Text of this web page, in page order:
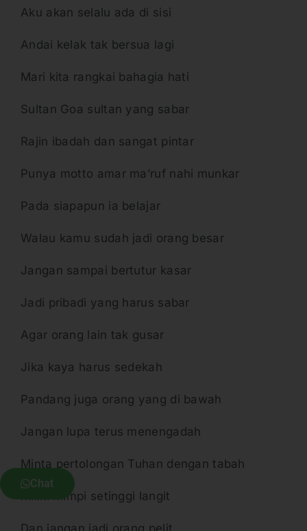
Aku akan selalu ada di sisi
Andai kelak tak bersua lagi
Mari kita rangkai bahagia hati
Sultan Goa sultan yang sabar
Rajin ibadah dan sangat pintar
Punya motto amar ma’ruf nahi munkar
Pada siapapun ia belajar
Walau kamu sudah jadi orang besar
Jangan sampai bertutur kasar
Jadi pribadi yang harus sabar
Agar orang lain tak gusar
Jika kaya harus sedekah
Pandang juga orang yang di bawah
Jangan lupa terus menengadah
Minta pertolongan Tuhan dengan tabah
Miliki mimpi setinggi langit
Dan jangan jadi orang pelit
Chat